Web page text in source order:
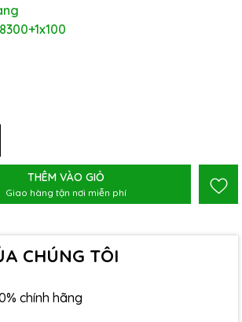
THÊM VÀO GIỎ
Giao hàng tận nơi miễn phí
CHÚNG TÔI
chính hãng